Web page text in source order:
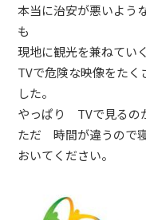
本当に治安が悪いよう
も
現地に観光を兼ねてい
TVで危険な映像をた
した。
やっぱり TVで見るの
ただ 時間が違うので
おいてください。